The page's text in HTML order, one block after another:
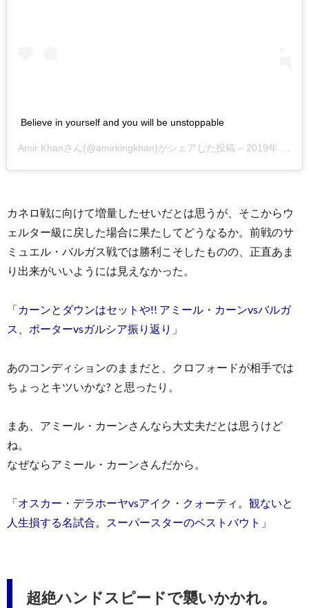
Believe in yourself and you will be unstoppable
Amir Khanさん(@amirkingkhan)がシェアした投稿 – 2019年 1月月6日午前6時07分PST
カネロ戦に向けて増量したせいだとは思うが、そこからウ
ェルター級に戻した場合に果たしてどうなるか。前戦のサ
ミュエル・バルガス戦では勝利こそしたものの、正直あま
り出来がいいようには見えなかった。
「カーンとダウンはセットや!! アミール・カーンvsバルガ
ス、ポーターvsガルシア振り返り」
あのコンディションのままだと、クロフォードが相手では
ちょっとキツいかな? と思ったり。
まあ、アミール・カーンさんなら大丈夫だとは思うけど
ね。
なぜならアミール・カーンさんだから。
「オスカー・デラホーヤvsアイク・クォーティ。観ないと
人生損する名試合。スーパースターのベストバウト」
超絶ハンドスピードで襲いかかれ。